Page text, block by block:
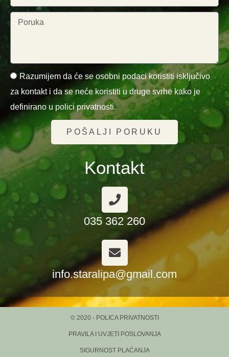
Razumijem da će se osobni podaci koristiti isključivo
za kontakt i da se neće koristiti u druge svrhe kako je
definirano u polici privatnosti.
POŠALJI PORUKU
Kontakt
035 362 260
info.staralipa@gmail.com
© 2020 - POLICA PRIVATNOSTI
PRAVILA I UVJETI POSLOVANJA
SIGURNOST PLAĆANJA